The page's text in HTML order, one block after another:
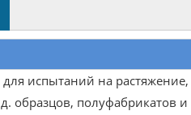
испытаний на
образцов, полуфабрикатов